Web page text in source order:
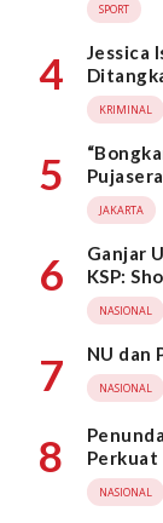
SPORT
4
Jessica
KRIMINAL
5
Pujasera
JAKARTA
6
Ganjar
KSP:
NASIONAL
7 NU dan
NASIONAL
8
Perkuat
NASIONAL